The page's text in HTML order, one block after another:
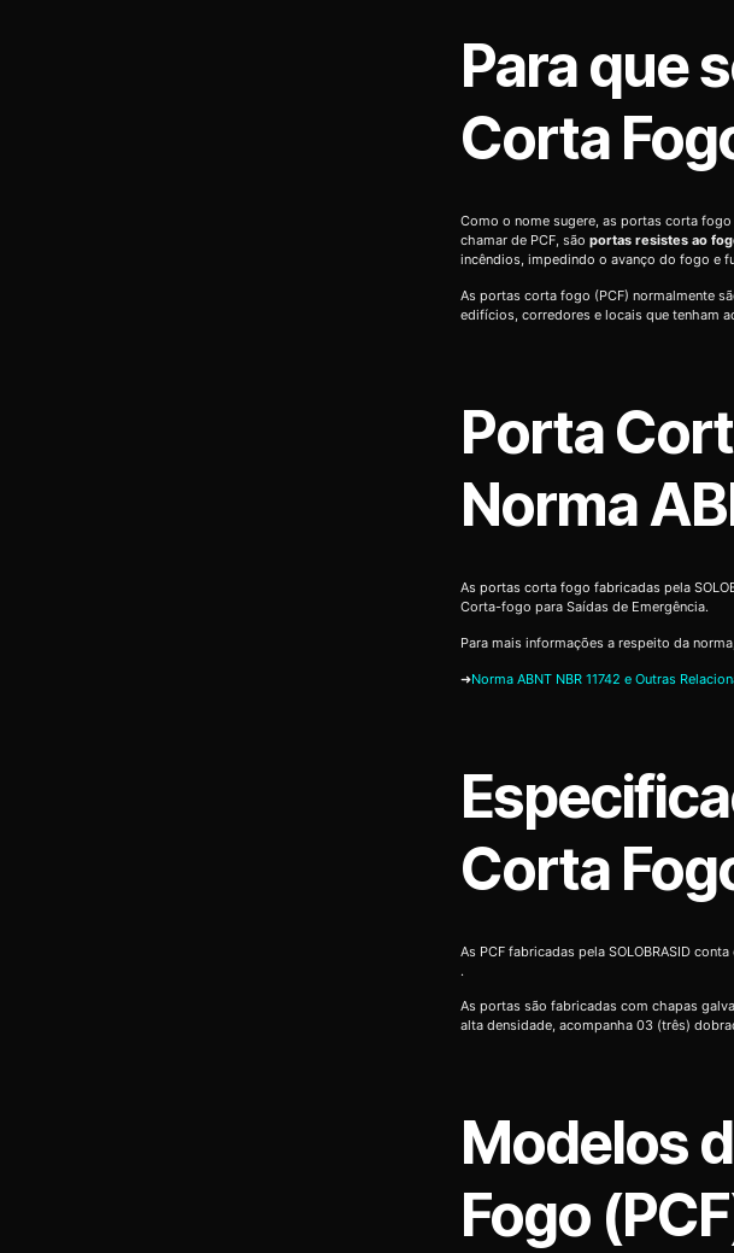
Para que
Corta
Como o nome sugere, as portas corta
chamar de PCF, são portas resistes ao
incêndios, impedindo o avanço do fogo e
As portas corta fogo (PCF) normalmente
edifícios, corredores e locais que tenham
Porta
Norma
As portas corta fogo fabricadas pela
Corta-fogo para Saídas de Emergência.
Para mais informações a respeito da
➜Norma ABNT NBR 11742 e Outras
Corta
As PCF fabricadas pela SOLOBRASID
.
As portas são fabricadas com chapas
alta densidade, acompanha 03 (três)
Modelos
Fogo